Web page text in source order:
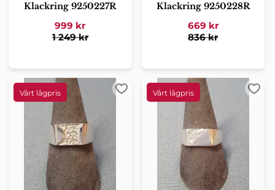
Klackring 9250227R
999 kr
1 249kr
Klackring 9250228R
669 kr
836kr
Lägg till i favoriter